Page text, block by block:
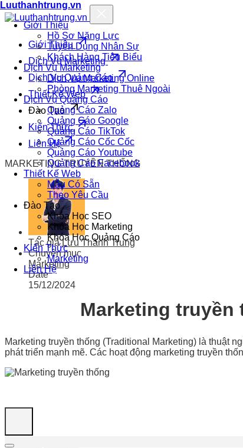
Luuthanhtrung.vn
Giới Thiệu
Hồ Sơ Năng Lực
Tuyển Dụng Nhân Sự
Khách Hàng Tiêu Biểu
Dịch Vụ Marketing
Dịch Vụ Marketing Online
Phòng Marketing Thuê Ngoài
Dịch Vụ Quảng Cáo
Quảng Cáo Zalo
Quảng Cáo Google
Quảng Cáo TikTok
Quảng Cáo Cốc Cốc
Quảng Cáo Youtube
Quảng Cáo Facebook
Thiết Kế Web
Mẫu Có Sẵn
Theo Yêu Cầu
Đào Tạo
Khóa Học SEO
Khóa Học Marketing
Khóa Học Quảng Cáo
Kiến Thức
Marketing
Liên Hệ
Giới Thiệu
Dịch Vụ Marketing
Dịch Vụ Quảng Cáo
Thiết Kế Web
Đào Tạo
Kiến Thức
Liên Hệ
MARKETING TRUYỀN THỐNG
Tác giảLưu Thành Trung
Chuyên mục
Marketing
Date
15/12/2024
Marketing
Marketing truyền thống (Traditional Marketing) là thuật
phát triển mạnh mẽ. Các hoạt động marketing truyền